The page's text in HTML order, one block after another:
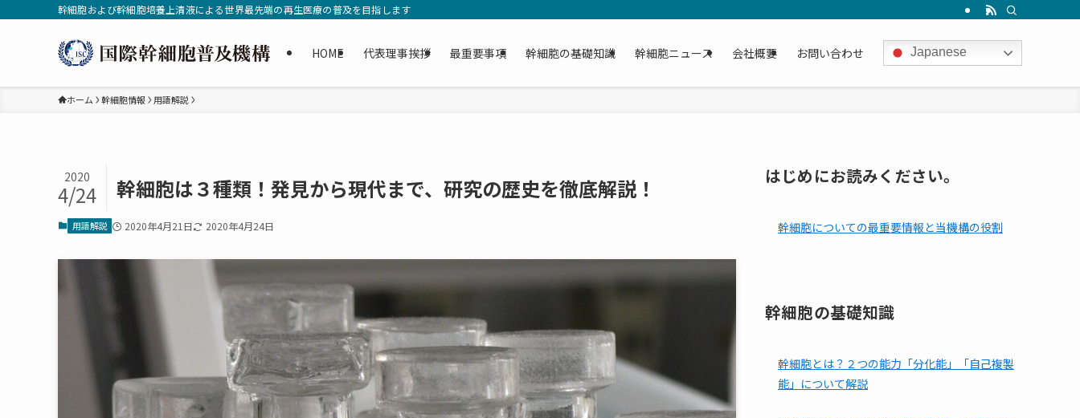
幹細胞および幹細胞培養上清液による世界最先端の再生医療の普及を目指します
HOME 代表理事挨拶 最重要事項 幹細胞の基礎知識 幹細胞ニュース 会社概要 お問い合わせ Japanese
ホーム 幹細胞情報 用語解説
幹細胞は３種類！発見から現代まで、研究の歴史を徹底解説！
2020
4/24
用語解説 2020年4月21日 2020年4月24日
はじめにお読みください。
幹細胞についての最重要情報と当機構の役割
幹細胞の基礎知識
幹細胞とは？２つの能力「分化能」「自己複製
能」について解説